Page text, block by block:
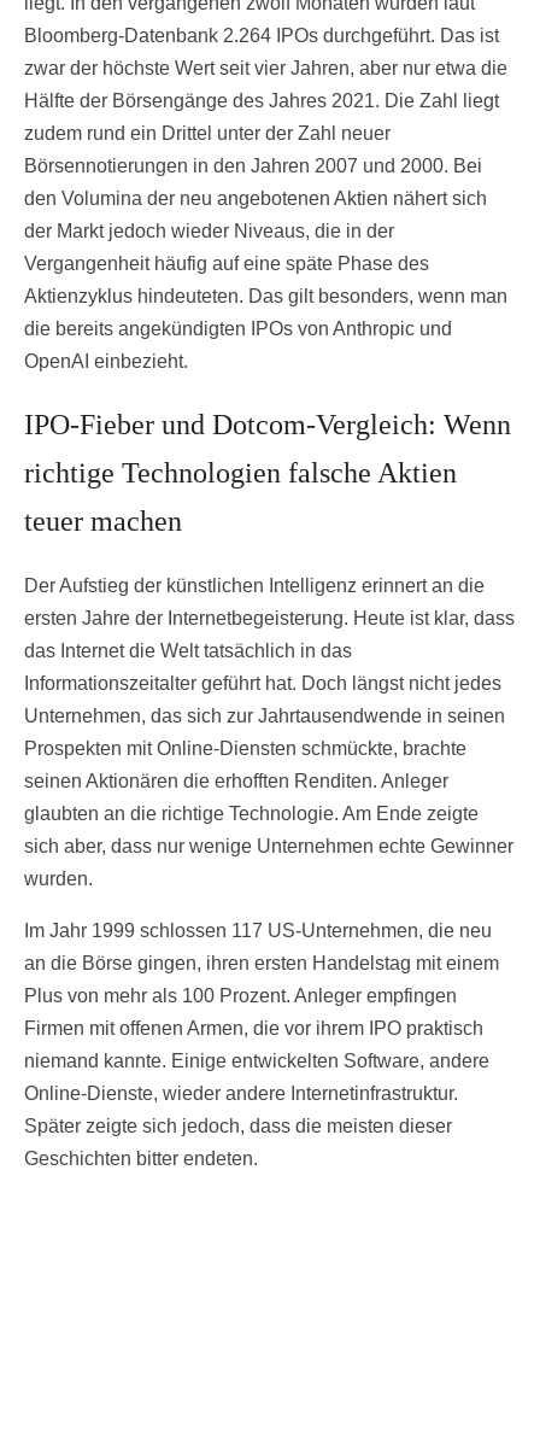
Bloomberg-Datenbank 2.264 IPOs durchgeführt. Das ist
zwar der höchste Wert seit vier Jahren, aber nur etwa die
Hälfte der Börsengänge des Jahres 2021. Die Zahl liegt
zudem rund ein Drittel unter der Zahl neuer
Börsennotierungen in den Jahren 2007 und 2000. Bei
den Volumina der neu angebotenen Aktien nähert sich
der Markt jedoch wieder Niveaus, die in der
Vergangenheit häufig auf eine späte Phase des
Aktienzyklus hindeuteten. Das gilt besonders, wenn man
die bereits angekündigten IPOs von Anthropic und
OpenAI einbezieht.
IPO-Fieber und Dotcom-Vergleich: Wenn
richtige Technologien falsche Aktien
teuer machen
Der Aufstieg der künstlichen Intelligenz erinnert an die
ersten Jahre der Internetbegeisterung. Heute ist klar, dass
das Internet die Welt tatsächlich in das
Informationszeitalter geführt hat. Doch längst nicht jedes
Unternehmen, das sich zur Jahrtausendwende in seinen
Prospekten mit Online-Diensten schmückte, brachte
seinen Aktionären die erhofften Renditen. Anleger
glaubten an die richtige Technologie. Am Ende zeigte
sich aber, dass nur wenige Unternehmen echte Gewinner
wurden.
Im Jahr 1999 schlossen 117 US-Unternehmen, die neu
an die Börse gingen, ihren ersten Handelstag mit einem
Plus von mehr als 100 Prozent. Anleger empfingen
Firmen mit offenen Armen, die vor ihrem IPO praktisch
niemand kannte. Einige entwickelten Software, andere
Online-Dienste, wieder andere Internetinfrastruktur.
Später zeigte sich jedoch, dass die meisten dieser
Geschichten bitter endeten.